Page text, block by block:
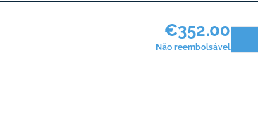
€352.00
Não reembolsável